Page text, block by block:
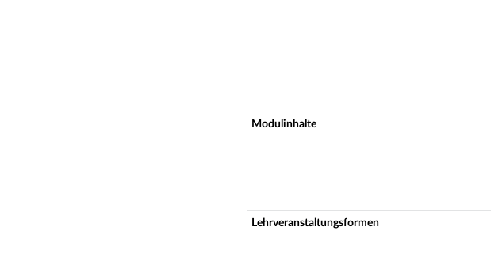
Modulinhalte
Lehrveranstaltungsformen